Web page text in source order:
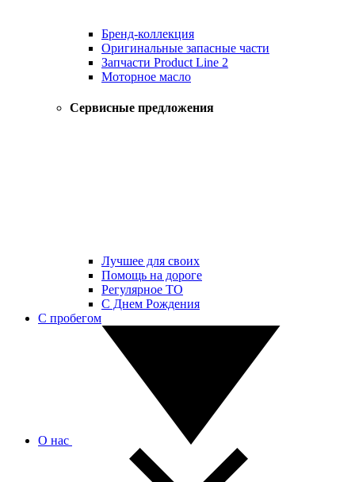
Бренд-коллекция
Оригинальные запасные части
Запчасти Product Line 2
Моторное масло
Сервисные предложения
Лучшее для своих
Помощь на дороге
Регулярное ТО
С Днем Рождения
С пробегом
О нас